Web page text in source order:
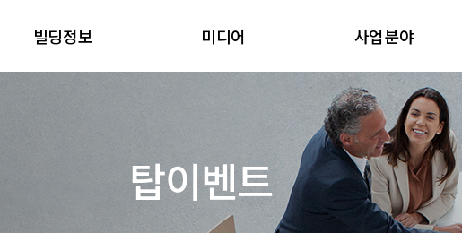
빌딩정보 미디어 사업분야
탑이벤트